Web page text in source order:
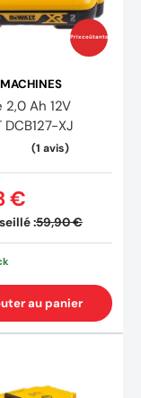
Prix coûtants
Ah 12V
DCB127-XJ
:59,90 €
€
au panier